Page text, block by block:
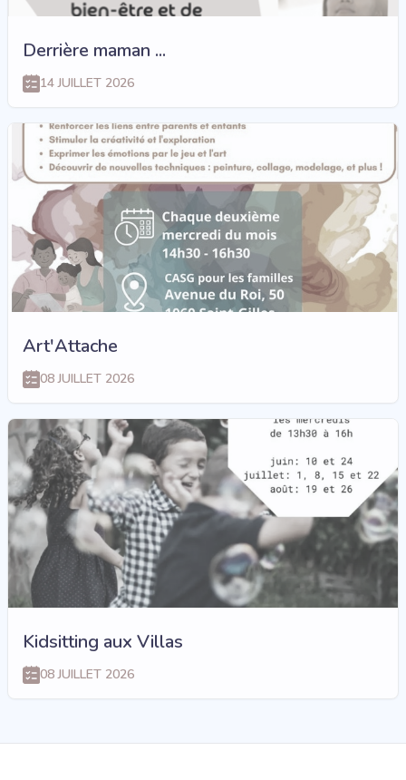
Derrière maman ...
14 JUILLET 2026
Art'Attache
08 JUILLET 2026
Kidsitting aux Villas
08 JUILLET 2026